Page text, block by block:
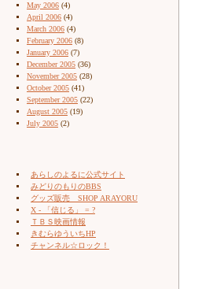
May 2006 (4)
April 2006 (4)
March 2006 (4)
February 2006 (8)
January 2006 (7)
December 2005 (36)
November 2005 (28)
October 2005 (41)
September 2005 (22)
August 2005 (19)
July 2005 (2)
あらしのよるに公式サイト
みどりのもりのBBS
グッズ販売 SHOP ARAYORU
X - 「信じる」 = ?
ＴＢＳ映画情報
きむらゆういちHP
チャンネル☆ロック！